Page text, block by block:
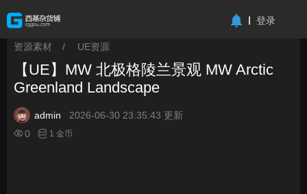
登录
资源素材 / UE资源
【UE】MW 北极格陵兰景观 MW Arctic
Greenland Landscape
admin
2026-06-30 23:35:43 更新
0
1 金币